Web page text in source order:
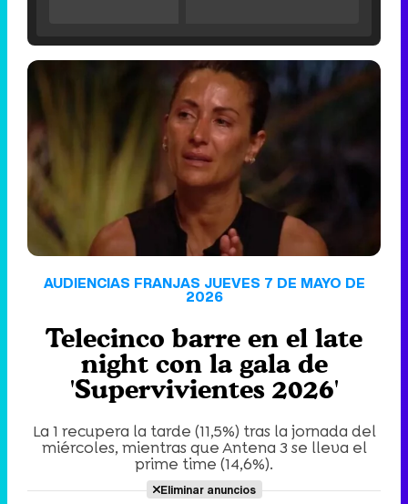
Tráiler en catalán de 'Ravalear', la nueva serie de HBO Max sobre los fondos buitre
Tráiler de la tercera temporada de 'The Walking Dead: Dead City' de AMC+
AUDIENCIAS FRANJAS JUEVES 7 DE MAYO DE
2026
Telecinco barre en el late
night con la gala de
'Supervivientes 2026'
La 1 recupera la tarde (11,5%) tras la jornada del
miércoles, mientras que Antena 3 se lleva el
prime time (14,6%).
Eliminar anuncios